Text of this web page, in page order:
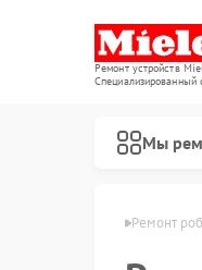
Ремонт устройств
Специализированный
Мы
в Владивостоке Ремонт